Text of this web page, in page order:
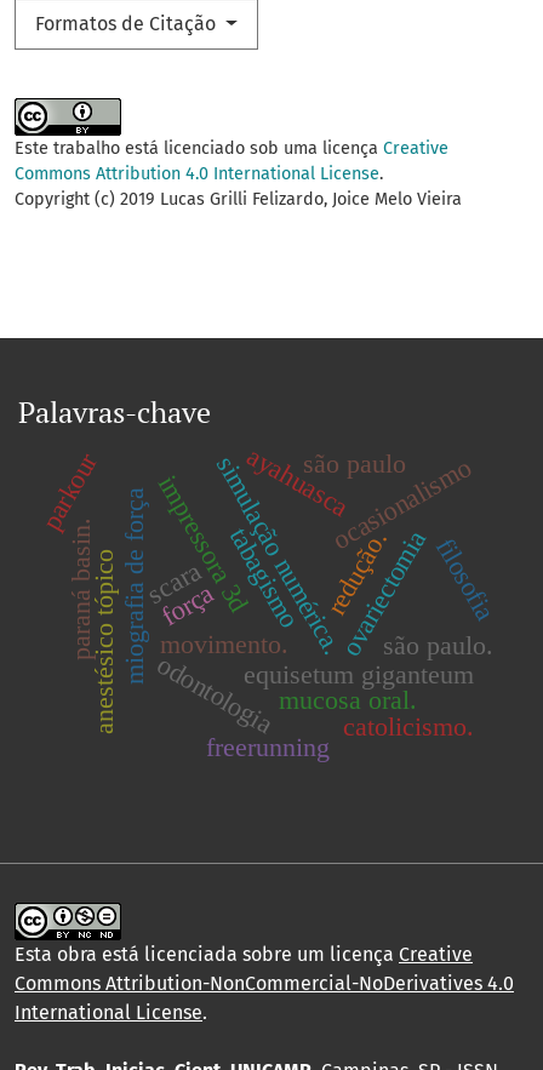
Formatos de Citação
Este trabalho está licenciado sob uma licença Creative
Commons Attribution 4.0 International License.
Copyright (c) 2019 Lucas Grilli Felizardo, Joice Melo Vieira
Palavras-chave
impressora 3d
scarasimulação numérica.
equisetum giganteum
ovariectomia
miografia de força
ayahuasca
tabagismo redução.
ocasionalismo
força
movimento.
anestésico tópico odontologiamucosa oral.
paraná basin.
parkour
freerunning
são paulo.
filosofia
catolicismo.
são paulo
Esta obra está licenciada sobre um licença Creative
Commons Attribution-NonCommercial-NoDerivatives 4.0
International License.